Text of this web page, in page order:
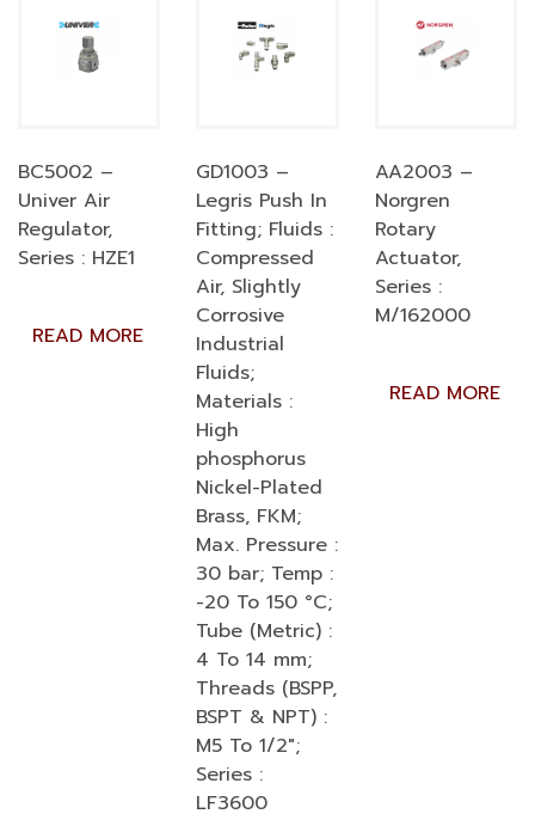
BC5002 –
Univer Air
Regulator,
Series : HZE1
READ MORE
GD1003 –
Legris Push In
Fitting; Fluids :
Compressed
Air, Slightly
Corrosive
Industrial
Fluids;
Materials :
High
phosphorus
Nickel-Plated
Brass, FKM;
Max. Pressure :
30 bar; Temp :
-20 To 150 °C;
Tube (Metric) :
4 To 14 mm;
Threads (BSPP,
BSPT & NPT) :
M5 To 1/2″;
Series :
LF3600
AA2003 –
Norgren
Rotary
Actuator,
Series :
M/162000
READ MORE